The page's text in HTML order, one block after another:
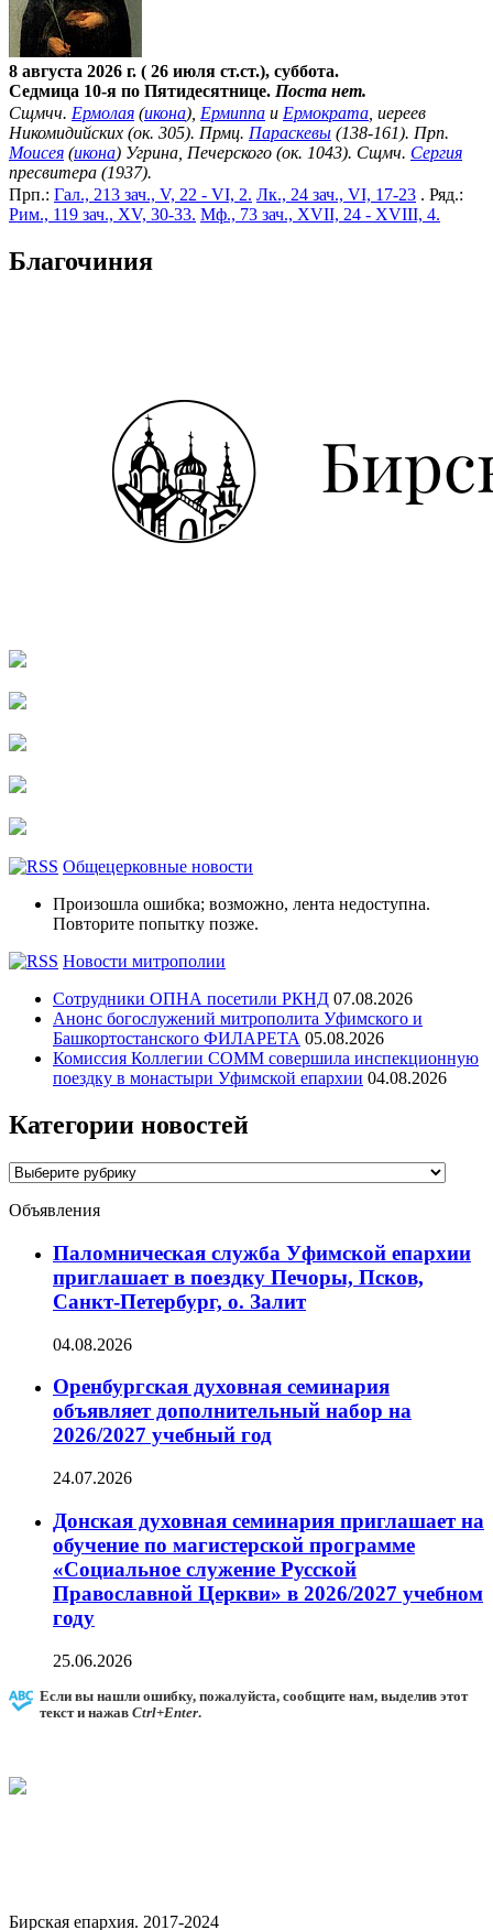
8 августа 2026 г. ( 26 июля ст.ст.), суббота.
Седмица 10-я по Пятидесятнице. Поста нет.
Сщмчч. Ермолая (икона), Ермиппа и Ермократа , иереев
Никомидийских (ок. 305). Прмц. Параскевы (138-161). Прп.
Моисея (икона) Угрина, Печерского (ок. 1043). Сщмч. Сергия
пресвитера (1937).
Прп.: Гал., 213 зач., V, 22 - VI, 2. Лк., 24 зач., VI, 17-23 . Ряд.:
Рим., 119 зач., XV, 30-33. Мф., 73 зач., XVII, 24 - XVIII, 4.
Благочиния
Общецерковные новости
Произошла ошибка; возможно, лента недоступна.
Повторите попытку позже.
Новости митрополии
Сотрудники ОПНА посетили РКНД 07.08.2026
Анонс богослужений митрополита Уфимского и
Башкортостанского ФИЛАРЕТА 05.08.2026
Комиссия Коллегии СОММ совершила инспекционную
поездку в монастыри Уфимской епархии 04.08.2026
Категории новостей
Категории
Объявления
Паломническая служба Уфимской епархии
приглашает в поездку Печоры, Псков,
Санкт-Петербург, о. Залит
04.08.2026
Оренбургская духовная семинария
объявляет дополнительный набор на
2026/2027 учебный год
24.07.2026
Донская духовная семинария приглашает на
обучение по магистерской программе
«Социальное служение Русской
Православной Церкви» в 2026/2027 учебном
году
25.06.2026
Если вы нашли ошибку, пожалуйста, сообщите нам, выделив этот
текст и нажав Ctrl+Enter.
Бирская епархия. 2017-2024